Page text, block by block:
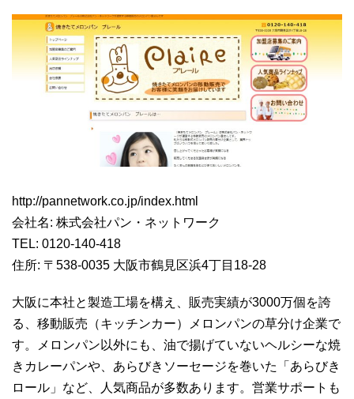
http://pannetwork.co.jp/index.html
会社名: 株式会社パン・ネットワーク
TEL: 0120-140-418
住所: 〒538-0035 大阪市鶴見区浜4丁目18-28
大阪に本社と製造工場を構え、販売実績が3000万個を誇
る、移動販売（キッチンカー）メロンパンの草分け企業で
す。メロンパン以外にも、油で揚げていないヘルシーな焼
きカレーパンや、あらびきソーセージを巻いた「あらびき
ロール」など、人気商品が多数あります。営業サポートも